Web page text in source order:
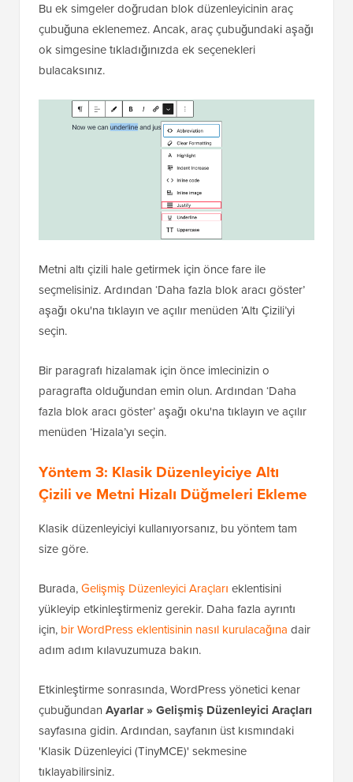
Bu ek simgeler doğrudan blok düzenleyicinin araç
çubuğuna eklenemez. Ancak, araç çubuğundaki aşağı
ok simgesine tıkladığınızda ek seçenekleri
bulacaksınız.
Metni altı çizili hale getirmek için önce fare ile
seçmelisiniz. Ardından ‘Daha fazla blok aracı göster’
aşağı oku'na tıklayın ve açılır menüden ‘Altı Çizili’yi
seçin.
Bir paragrafı hizalamak için önce imlecinizin o
paragrafta olduğundan emin olun. Ardından ‘Daha
fazla blok aracı göster’ aşağı oku'na tıklayın ve açılır
menüden ‘Hizala’yı seçin.
Yöntem 3: Klasik Düzenleyiciye Altı
Çizili ve Metni Hizalı Düğmeleri Ekleme
Klasik düzenleyiciyi kullanıyorsanız, bu yöntem tam
size göre.
Burada,Gelişmiş Düzenleyici Araçları eklentisini
yükleyip etkinleştirmeniz gerekir. Daha fazla ayrıntı
için, bir WordPress eklentisinin nasıl kurulacağına dair
adım adım kılavuzumuza bakın.
Etkinleştirme sonrasında, WordPress yönetici kenar
çubuğundan Ayarlar » Gelişmiş Düzenleyici Araçları
sayfasına gidin. Ardından, sayfanın üst kısmındaki
'Klasik Düzenleyici (TinyMCE)' sekmesine
tıklayabilirsiniz.